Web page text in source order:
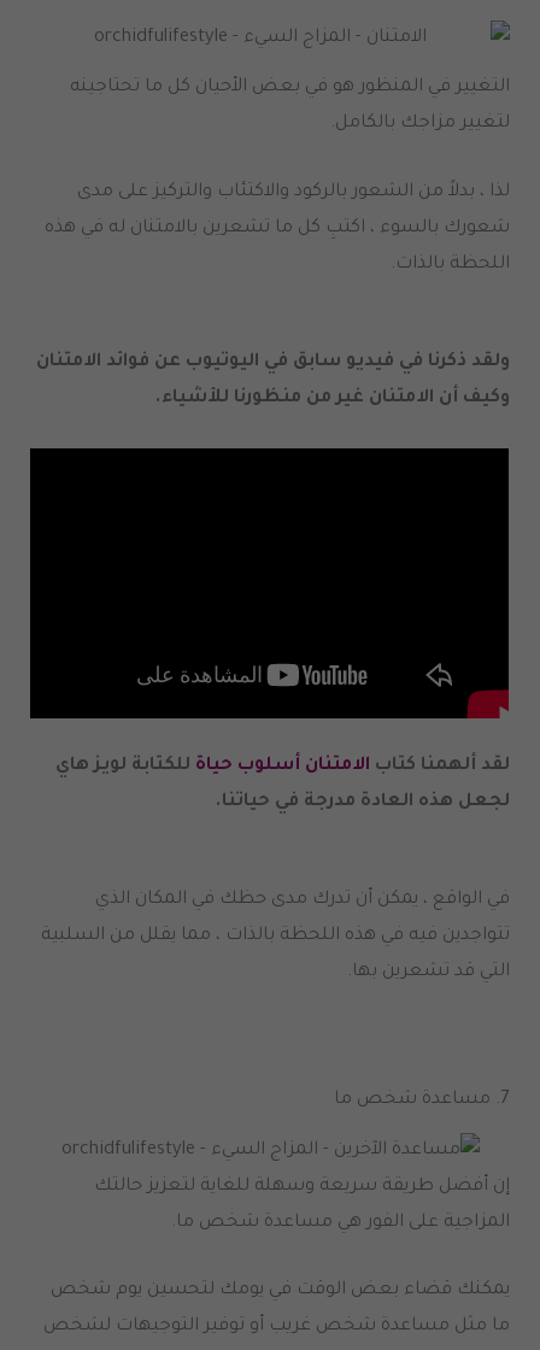
التغيير في المنظور هو في بعض الأحيان كل ما تحتاجينه
لتغيير مزاجك بالكامل.
لذا ، بدلاً من الشعور بالركود والاكتئاب والتركيز على مدى
شعورك بالسوء ، اكتبِ كل ما تشعرين بالامتنان له في هذه
اللحظة بالذات.
ولقد ذكرنا في فيديو سابق في اليوتيوب عن فوائد الامتنان
وكيف أن الامتنان غير من منظورنا للأشياء.
لقد ألهمنا كتاب الامتنان أسلوب حياة للكتابة لويز هاي
لجعل هذه العادة مدرجة في حياتنا.
في الواقع ، يمكن أن تدرك مدى حظك في المكان الذي
تتواجدين فيه في هذه اللحظة بالذات ، مما يقلل من السلبية
التي قد تشعرين بها.
7. مساعدة شخص ما
إن أفضل طريقة سريعة وسهلة للغاية لتعزيز حالتك
المزاجية على الفور هي مساعدة شخص ما.
يمكنك قضاء بعض الوقت في يومك لتحسين يوم شخص
ما مثل مساعدة شخص غريب أو توفير التوجيهات لشخص